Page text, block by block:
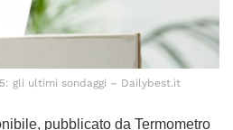
gli ultimi sondaggi – Dailybest.it
pubblicato da Termometro